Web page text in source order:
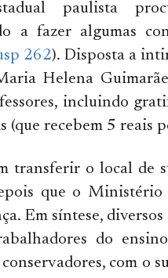
paulista
a fazer algumas
262). Disposta a
Helena
incluindo
(que recebem 5 reais
transferir o local de
que o Ministério
Em síntese, diversos
do
com o